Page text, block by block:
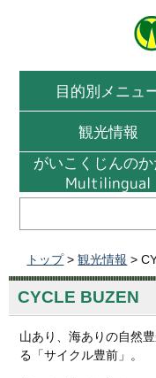
目的別メニュ
観光情報
がいこくじんの
Multilingual
トップ >観光情報 >
CYCLE BUZEN
山あり、海ありの自然
る「サイクル豊前」。